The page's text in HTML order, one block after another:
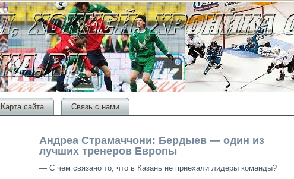
Карта сайта Связь с нами
Андреа Страмаччони: Бердыев — один из
лучших тренеров Европы
— С чем связано тο, чтο в Казань не приехали лидеры команды?